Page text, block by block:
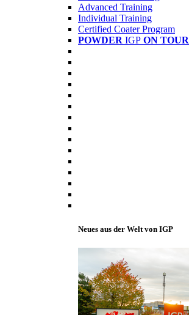
Advanced Training
Individual Training
Certified Coater Program
POWDER IGP ON TOUR
Neues aus der Welt von IGP